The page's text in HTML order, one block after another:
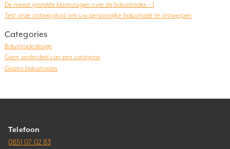
De meest gestelde klantvragen over de balustrades – 1
Test onze ontwerptool om uw persoonlijke balustrade te ontwerpen
Categories
Balustradedesign
Geen onderdeel van een categorie
Glazen balustrades
Telefoon
0851 07 02 83